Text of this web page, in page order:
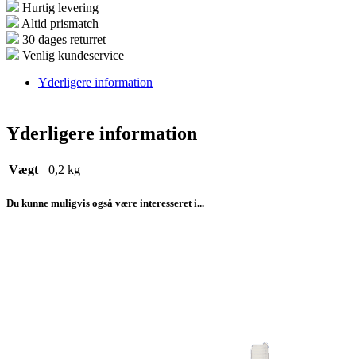
Hurtig levering
Altid prismatch
30 dages returret
Venlig kundeservice
Yderligere information
Yderligere information
Vægt 0,2 kg
Du kunne muligvis også være interesseret i...